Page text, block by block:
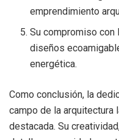
emprendimiento
Su compromiso
diseños
energética.
Como conclusión, la
campo de la arquitectura
destacada. Su